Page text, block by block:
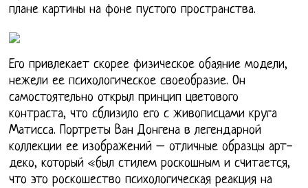
плане картины на фоне пустого пространства.
Его привлекает скорее физическое обаяние модели,
нежели ее психологическое своеобразие. Он
самостоятельно открыл принцип цветового
контраста, что сблизило его с живописцами круга
Матисса. Портреты Ван Донгена в легендарной
коллекции ее изображений – отличные образцы арт-
деко, который «был стилем роскошным и считается,
что это роскошество психологическая реакция на